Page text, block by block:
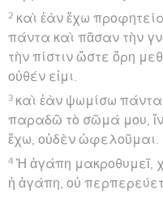
2 καὶ ἐὰν ἔχω
πάντα καὶ πᾶσαν τὴν
τὴν πίστιν ὥστε ὄρη
οὐθέν εἰμι.
3 καὶ ἐὰν ψωμίσω
παραδῶ τὸ σῶμά μου,
ἔχω, οὐδὲν ὠφελοῦμαι.
4 Ἡ ἀγάπη μακροθυμεῖ,
ἡ ἀγάπη, οὐ